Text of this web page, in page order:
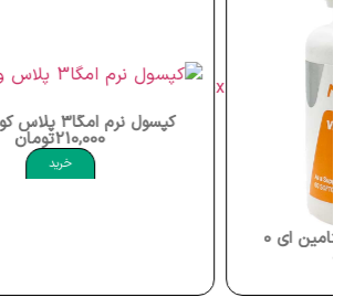
تومان